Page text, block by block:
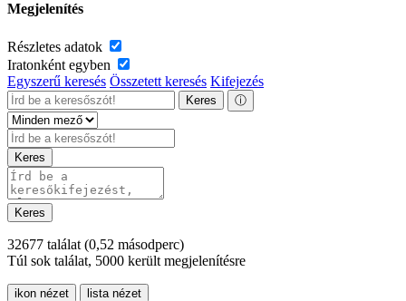
Megjelenítés
Részletes adatok
Iratonként egyben
Egyszerű keresés Összetett keresés Kifejezés
Keres ⓘ
Keres
Keres
32677 találat (0,52 másodperc)
Túl sok találat, 5000 került megjelenítésre
ikon nézet lista nézet